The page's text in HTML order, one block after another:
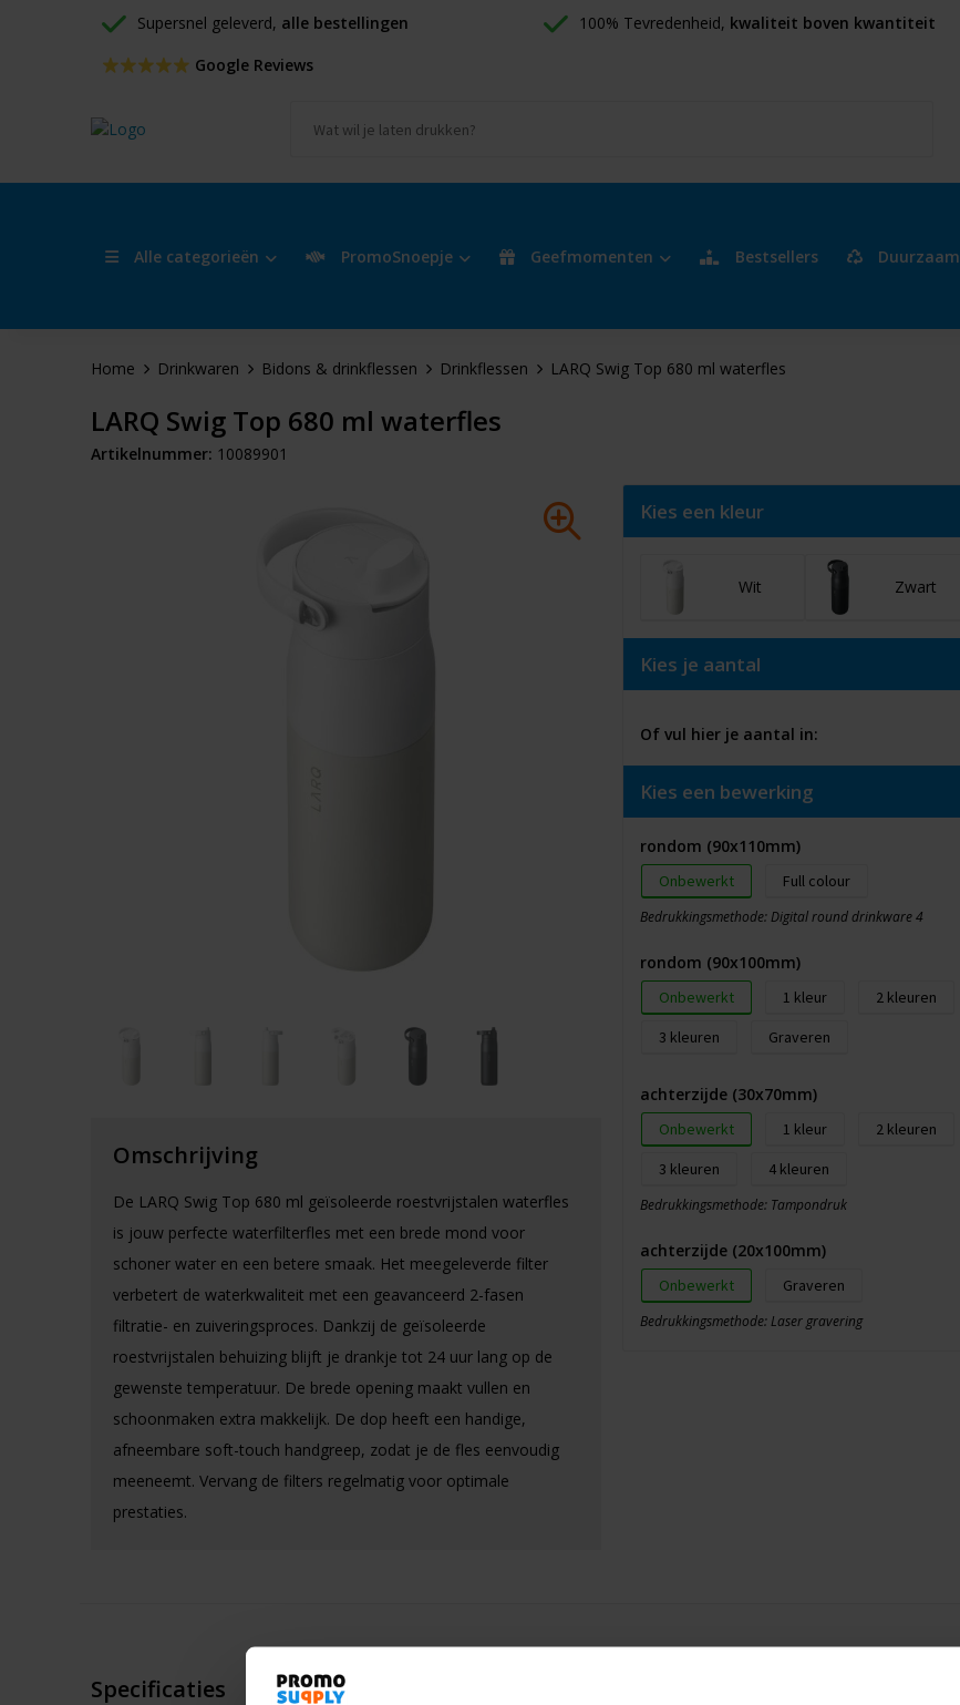
Supersnel geleverd, alle bestellingen 100% Tevredenheid, kwaliteit boven kwantiteit
Google Reviews
Alle categorieën PromoSnoepje Geefmomenten Bestsellers Duurzaam
Home Drinkwaren Bidons & drinkflessen Drinkflessen LARQ Swig Top 680 ml waterfles
LARQ Swig Top 680 ml waterfles
Artikelnummer: 10089901
Omschrijving
De LARQ Swig Top 680 ml geïsoleerde roestvrijstalen waterfles
is jouw perfecte waterfilterfles met een brede mond voor
schoner water en een betere smaak. Het meegeleverde filter
verbetert de waterkwaliteit met een geavanceerd 2-fasen
filtratie- en zuiveringsproces. Dankzij de geïsoleerde
roestvrijstalen behuizing blijft je drankje tot 24 uur lang op de
gewenste temperatuur. De brede opening maakt vullen en
schoonmaken extra makkelijk. De dop heeft een handige,
afneembare soft-touch handgreep, zodat je de fles eenvoudig
meeneemt. Vervang de filters regelmatig voor optimale
prestaties.
Kies een kleur
Wit Zwart
Kies je aantal
Of vul hier je aantal in:
Kies een bewerking
rondom (90x110mm)
Onbewerkt Full colour
Bedrukkingsmethode: Digital round drinkware 4
rondom (90x100mm)
Onbewerkt 1
2
3
Graveren
achterzijde (30x70mm)
Onbewerkt 1
2
3
4
Bedrukkingsmethode: Tampondruk
achterzijde (20x100mm)
Onbewerkt Graveren
Bedrukkingsmethode: Laser gravering
Specificaties